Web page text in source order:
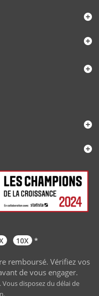
10X *
remboursé. Vérifiez vos
de vous engager.
disposez du délai de